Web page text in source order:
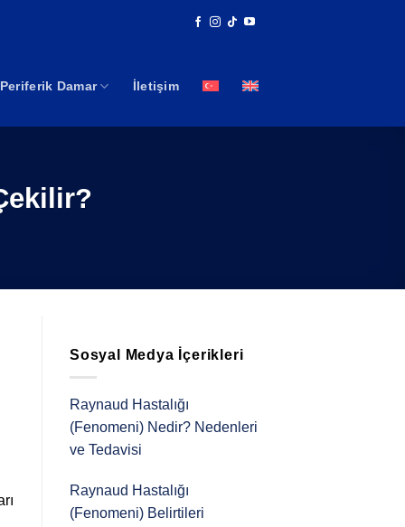
Periferik Damar İletişim
Sosyal Medya İçerikleri
Raynaud Hastalığı
(Fenomeni) Nedir? Nedenleri
ve Tedavisi
Raynaud Hastalığı
(Fenomeni) Belirtileri